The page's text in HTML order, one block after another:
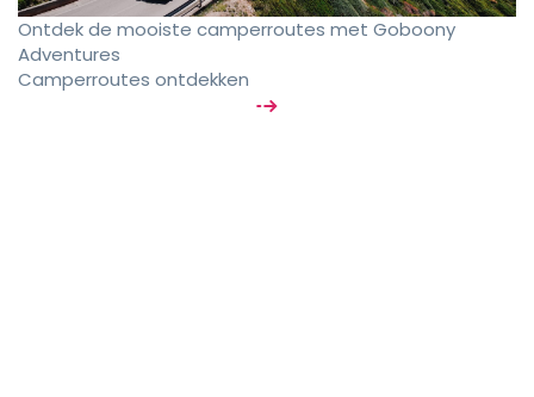
Ontdek de mooiste camperroutes met Goboony
Adventures
Camperroutes ontdekken